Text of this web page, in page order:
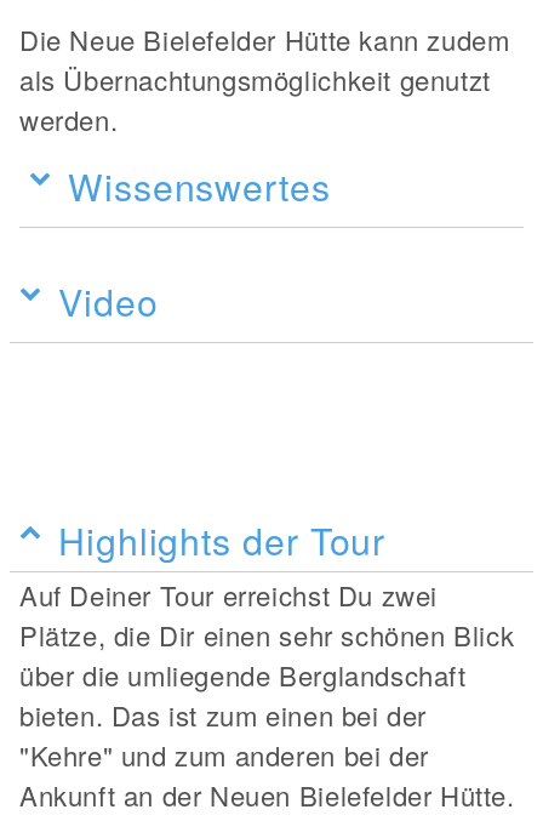
Die Neue Bielefelder Hütte kann zudem
als Übernachtungsmöglichkeit genutzt
werden.
Wissenswertes
Video
Highlights der Tour
Auf Deiner Tour erreichst Du zwei
Plätze, die Dir einen sehr schönen Blick
über die umliegende Berglandschaft
bieten. Das ist zum einen bei der
"Kehre" und zum anderen bei der
Ankunft an der Neuen Bielefelder Hütte.